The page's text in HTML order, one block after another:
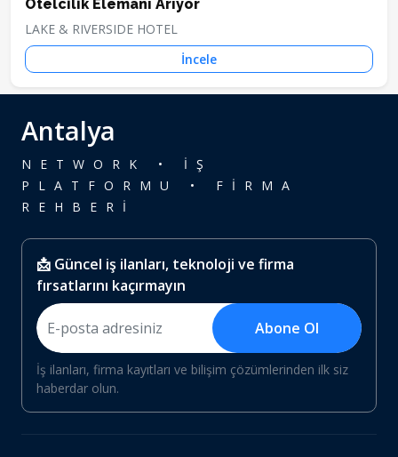
Otelcilik Elemanı Arıyor
LAKE & RIVERSIDE HOTEL
İncele
Antalya
NETWORK • İŞ
PLATFORMU • FİRMA
REHBERİ
📩 Güncel iş ilanları, teknoloji ve firma
fırsatlarını kaçırmayın
Abone Ol
İş ilanları, firma kayıtları ve bilişim çözümlerinden ilk siz
haberdar olun.